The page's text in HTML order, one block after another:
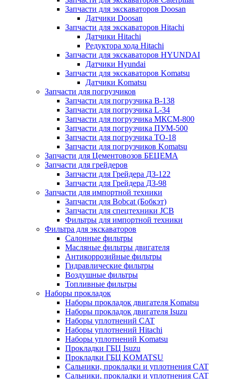
Запчасти для экскаваторов Doosan
Датчики Doosan
Запчасти для экскаваторов Hitachi
Датчики Hitachi
Редуктора хода Hitachi
Запчасти для экскаваторов HYUNDAI
Датчики Hyundai
Запчасти для экскаваторов Komatsu
Датчики Komatsu
Запчасти для погрузчиков
Запчасти для погрузчика B-138
Запчасти для погрузчика L-34
Запчасти для погрузчика МКСМ-800
Запчасти для погрузчика ПУМ-500
Запчасти для погрузчика ТО-18
Запчасти для погрузчиков Komatsu
Запчасти для Цементовозов БЕЦЕМА
Запчасти для грейдеров
Запчасти для Грейдера ДЗ-122
Запчасти для Грейдера ДЗ-98
Запчасти для импортной техники
Запчасти для Bobcat (Бобкэт)
Запчасти для спецтехники JCB
Фильтры для импортной техники
Фильтра для экскаваторов
Салонные фильтры
Масляные фильтры двигателя
Антикоррозийные фильтры
Гидравлические фильтры
Воздушные фильтры
Топливные фильтры
Наборы прокладок
Наборы прокладок двигателя Komatsu
Наборы прокладок двигателя Isuzu
Наборы уплотнений CAT
Наборы уплотнений Hitachi
Наборы уплотнений Komatsu
Прокладки ГБЦ Isuzu
Прокладки ГБЦ KOMATSU
Сальники, прокладки и уплотнения CAT
Сальники, прокладки и уплотнения CAT